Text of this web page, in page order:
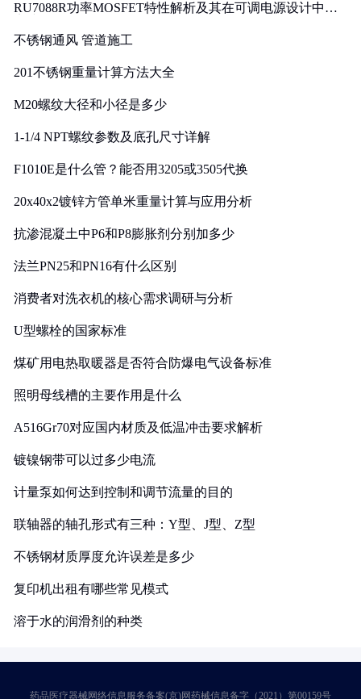
RU7088R功率MOSFET特性解析及其在可调电源设计中的
不锈钢通风 管道施工
201不锈钢重量计算方法大全
M20螺纹大径和小径是多少
1-1/4 NPT螺纹参数及底孔尺寸详解
F1010E是什么管？能否用3205或3505代换
20x40x2镀锌方管单米重量计算与应用分析
抗渗混凝土中P6和P8膨胀剂分别加多少
法兰PN25和PN16有什么区别
消费者对洗衣机的核心需求调研与分析
U型螺栓的国家标准
煤矿用电热取暖器是否符合防爆电气设备标准
照明母线槽的主要作用是什么
A516Gr70对应国内材质及低温冲击要求解析
镀镍钢带可以过多少电流
计量泵如何达到控制和调节流量的目的
联轴器的轴孔形式有三种：Y型、J型、Z型
不锈钢材质厚度允许误差是多少
复印机出租有哪些常见模式
溶于水的润滑剂的种类
药品医疗器械网络信息服务备案(京)网药械信息备字（2021）第00159号